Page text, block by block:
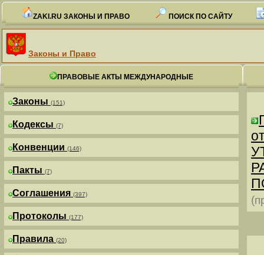
ZAKI.RU ЗАКОНЫ И ПРАВО ПОИСК ПО САЙТУ
Законы и Право
ПРАВОВЫЕ АКТЫ МЕЖДУНАРОДНЫЕ
Законы (151)
Кодексы (7)
Конвенции (146)
Пакты (7)
Соглашения (397)
Протоколы (177)
Правила (20)